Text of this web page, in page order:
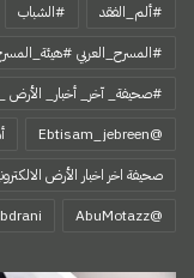
#ألم_الفقد #الشباب
#المسرح_العربي
#صحيفة_ آخر_ أخبار_ الأرض _
@Ebtisam_jebreen
صحيفة اخر اخبار الأرض
‏@AbuMotazz